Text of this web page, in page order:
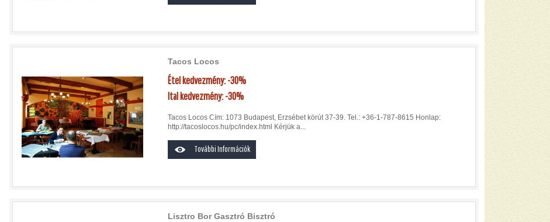
Tacos Locos
Étel kedvezmény: -30%
Ital kedvezmény: -30%
Tacos Locos Cím: 1073 Budapest, Erzsébet körút 37-39. Tel.: +36-1-787-8615 Honlap:
http://tacoslocos.hu/pc/index.html Kérjük a...
További Információk
Lisztro Bor Gasztró Bisztró